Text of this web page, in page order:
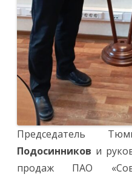
Председатель
Подосинников и
продаж ПАО